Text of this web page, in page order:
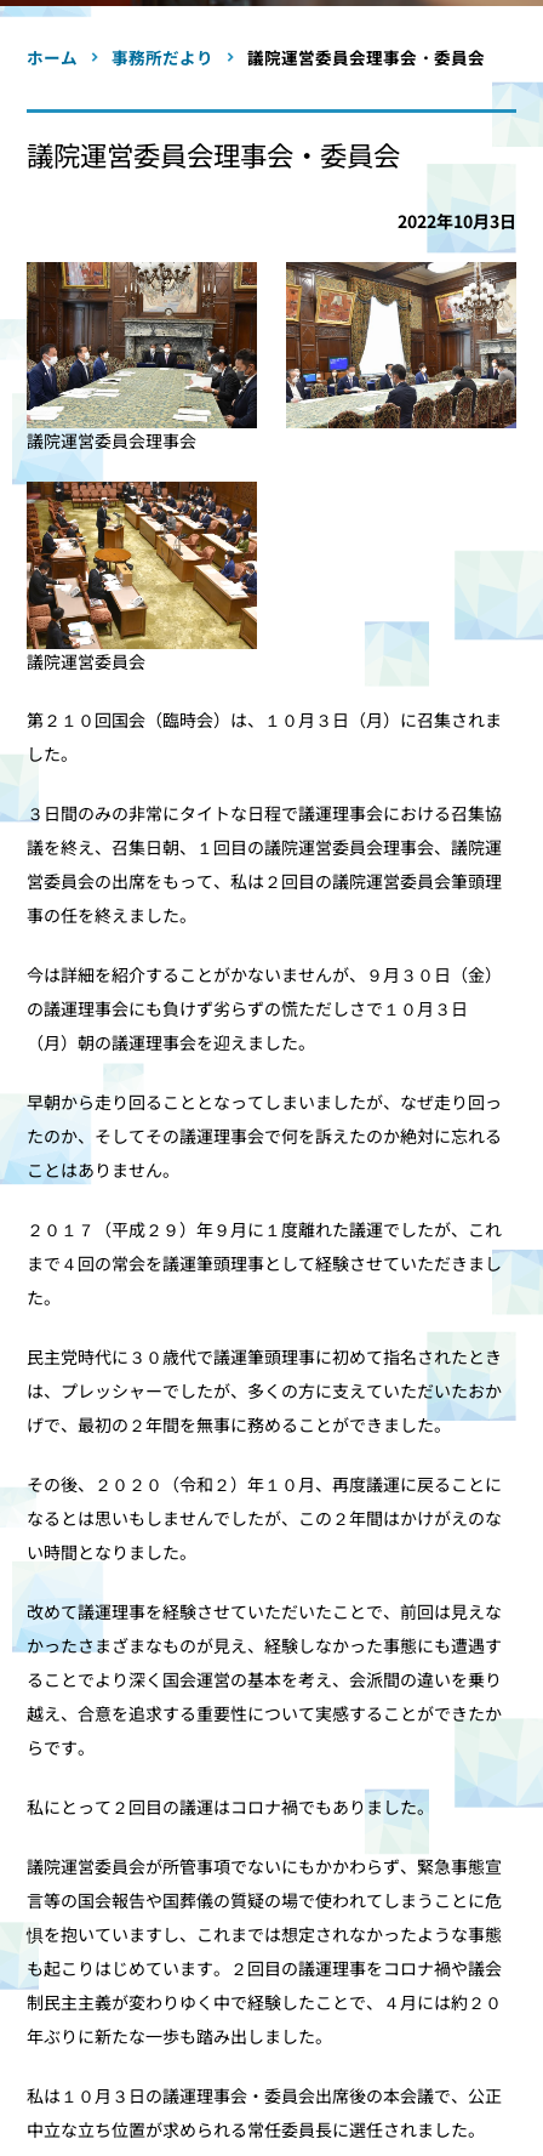
ホーム 事務所だより 議院運営委員会理事会・委員会
議院運営委員会理事会・委員会
2022年10月3日
議院運営委員会理事会
議院運営委員会
第２１０回国会（臨時会）は、１０月３日（月）に召集されま
した。
３日間のみの非常にタイトな日程で議運理事会における召集協
議を終え、召集日朝、１回目の議院運営委員会理事会、議院運
営委員会の出席をもって、私は２回目の議院運営委員会筆頭理
事の任を終えました。
今は詳細を紹介することがかないませんが、９月３０日（金）
の議運理事会にも負けず劣らずの慌ただしさで１０月３日
（月）朝の議運理事会を迎えました。
早朝から走り回ることとなってしまいましたが、なぜ走り回っ
たのか、そしてその議運理事会で何を訴えたのか絶対に忘れる
ことはありません。
２０１７（平成２９）年９月に１度離れた議運でしたが、これ
まで４回の常会を議運筆頭理事として経験させていただきまし
た。
民主党時代に３０歳代で議運筆頭理事に初めて指名されたとき
は、プレッシャーでしたが、多くの方に支えていただいたおか
げで、最初の２年間を無事に務めることができました。
その後、２０２０（令和２）年１０月、再度議運に戻ることに
なるとは思いもしませんでしたが、この２年間はかけがえのな
い時間となりました。
改めて議運理事を経験させていただいたことで、前回は見えな
かったさまざまなものが見え、経験しなかった事態にも遭遇す
ることでより深く国会運営の基本を考え、会派間の違いを乗り
越え、合意を追求する重要性について実感することができたか
らです。
私にとって２回目の議運はコロナ禍でもありました。
議院運営委員会が所管事項でないにもかかわらず、緊急事態宣
言等の国会報告や国葬儀の質疑の場で使われてしまうことに危
惧を抱いていますし、これまでは想定されなかったような事態
も起こりはじめています。２回目の議運理事をコロナ禍や議会
制民主主義が変わりゆく中で経験したことで、４月には約２０
年ぶりに新たな一歩も踏み出しました。
私は１０月３日の議運理事会・委員会出席後の本会議で、公正
中立な立ち位置が求められる常任委員長に選任されました。